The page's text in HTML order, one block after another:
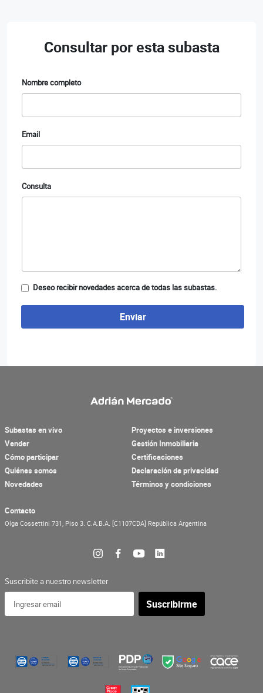
Consultar por esta subasta
Nombre completo
Email
Consulta
Deseo recibir novedades acerca de todas las subastas.
Enviar
Subastas en vivo
Vender
Cómo participar
Quiénes somos
Novedades
Proyectos e inversiones
Gestión Inmobiliaria
Certificaciones
Declaración de privacidad
Términos y condiciones
Contacto
Olga Cossettini 731, Piso 3. C.A.B.A. [C1107CDA] República Argentina
Suscribite a nuestro newsletter
Suscribirme